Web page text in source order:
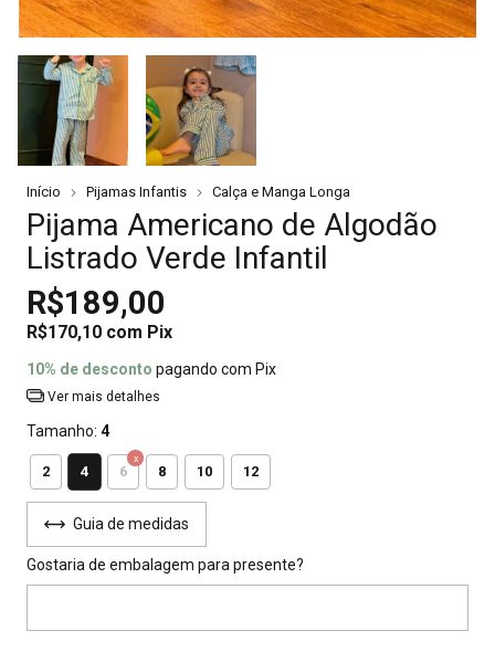
Início Pijamas Infantis Calça e Manga Longa
Pijama Americano de Algodão
Listrado Verde Infantil
R$189,00
R$170,10 com Pix
10% de desconto pagando com Pix
Ver mais detalhes
Tamanho: 4
2 4 6 8 10 12
Guia de medidas
Gostaria de embalagem para presente?